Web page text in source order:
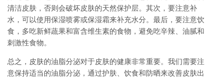
清洁皮肤，否则会破坏皮肤的天然保护层。其次，要注意补
水，可以使用保湿喷雾或保湿霜来补充水分。最后，要注意饮
食，多吃新鲜蔬果和富含维生素的食物，避免吃辛辣、油腻和
刺激性食物。
总之，皮肤的油脂分泌对于皮肤的健康非常重要。我们需要注
意保持适当的油脂分泌，通过护肤、饮食和防晒来改善皮肤出